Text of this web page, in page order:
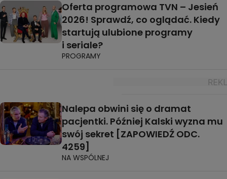
Oferta programowa TVN – Jesień
2026! Sprawdź, co oglądać. Kiedy
startują ulubione programy
i seriale?
PROGRAMY
Nalepa obwini się o dramat
pacjentki. Później Kalski wyzna mu
swój sekret [ZAPOWIEDŹ ODC.
4259]
NA WSPÓLNEJ